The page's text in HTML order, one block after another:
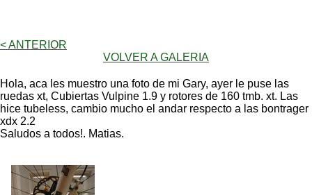
< ANTERIOR
VOLVER A GALERIA
Hola, aca les muestro una foto de mi Gary, ayer le puse las
ruedas xt, Cubiertas Vulpine 1.9 y rotores de 160 tmb. xt. Las
hice tubeless, cambio mucho el andar respecto a las bontrager
xdx 2.2
Saludos a todos!. Matias.